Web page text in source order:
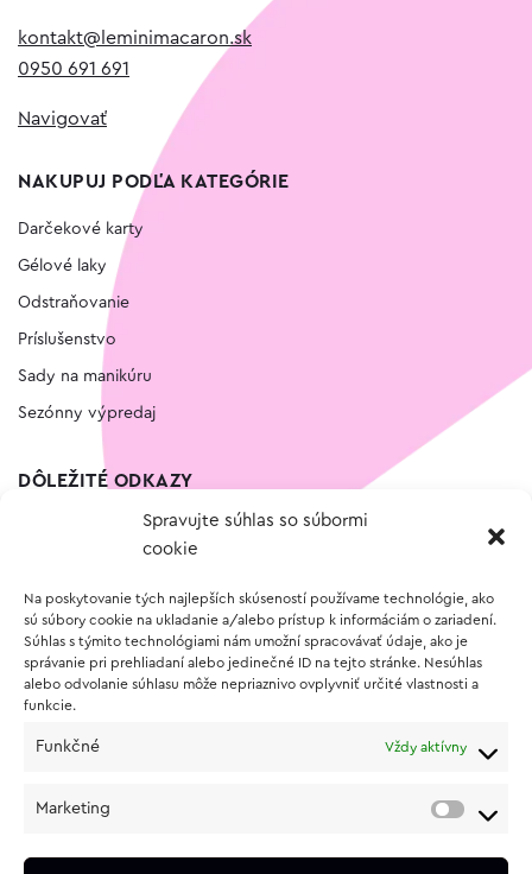
Spravujte súhlas so súbormi
cookie
Na poskytovanie tých najlepších skúseností používame technológie, ako
sú súbory cookie na ukladanie a/alebo prístup k informáciám o zariadení.
Súhlas s týmito technológiami nám umožní spracovávať údaje, ako je
správanie pri prehliadaní alebo jedinečné ID na tejto stránke. Nesúhlas
alebo odvolanie súhlasu môže nepriaznivo ovplyvniť určité vlastnosti a
funkcie.
Funkčné Vždy aktívny
Marketing
kontakt@leminimacaron.sk
0950 691 691
Navigovať
NAKUPUJ PODĽA KATEGÓRIE
Darčekové karty
Gélové laky
Odstraňovanie
Príslušenstvo
Sady na manikúru
Sezónny výpredaj
DÔLEŽITÉ ODKAZY
Vernostný program
O NÁKUPE
Vrátenie a reklamácia tovaru